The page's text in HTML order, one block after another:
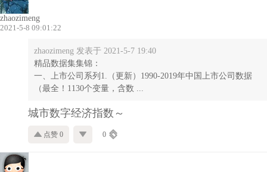
zhaozimeng
2021-5-8 09:01:22
zhaozimeng 发表于 2021-5-7 19:40
精品数据集集锦：
一、上市公司系列1.（更新）1990-2019年中国上市公司数据
（最全！1130个变量，含数 ...
城市数字经济指数～
点赞 0 0